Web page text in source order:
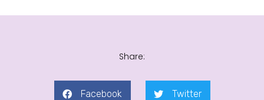
Share:
Facebook Twitter